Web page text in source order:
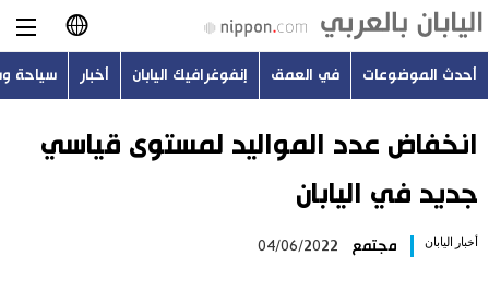
日本語
English
أحدث الموضوعات
أحدث الموضوعات في العمق إنفوغرافيك اليابان أخبار سياحة
انخفاض عدد المواليد لمستوى قياسي
جديد في اليابان
أخبار اليابان مجتمع 04/06/2022